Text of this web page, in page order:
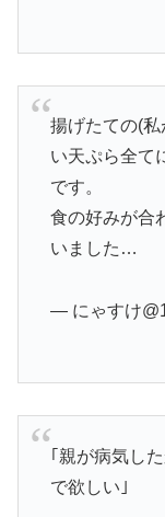
揚げたての(
い天ぷら全て
です。
食の好みが合
いました…
— にゃすけ
｢親が病気し
で欲しい｣